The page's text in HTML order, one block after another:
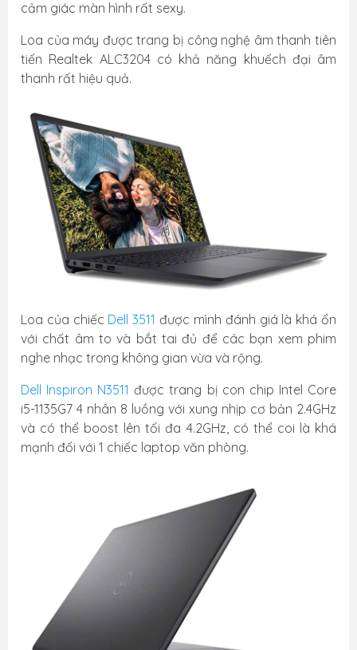
cảm giác màn hình rất sexy.
Loa của máy được trang bị công nghệ âm thanh tiên
tiến Realtek ALC3204 có khả năng khuếch đại âm
thanh rất hiệu quả.
Loa của chiếc Dell 3511được mình đánh giá là khá ổn
với chất âm to và bắt tai đủ để các bạn xem phim
nghe nhạc trong không gian vừa và rộng.
Dell Inspiron N3511 được trang bị con chip Intel Core
i5-1135G7 4 nhân 8 luồng với xung nhịp cơ bản 2.4GHz
và có thể boost lên tối đa 4.2GHz, có thể coi là khá
mạnh đối với 1 chiếc laptop văn phòng.